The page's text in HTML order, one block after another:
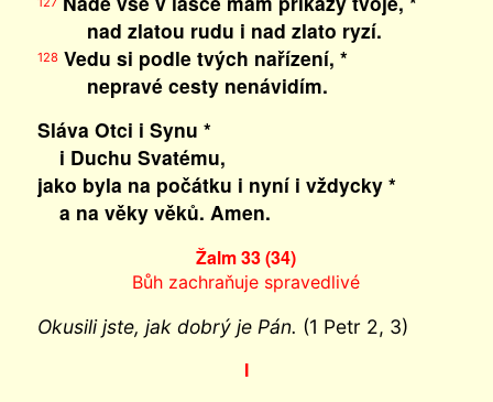
nad zlatou rudu i nad zlato ryzí.
128 Vedu si podle tvých nařízení, *
nepravé cesty nenávidím.
Sláva Otci i Synu *
i Duchu Svatému,
jako byla na počátku i nyní i vždycky *
a na věky věků. Amen.
Žalm 33 (34)
Bůh zachraňuje spravedlivé
Okusili jste, jak dobrý je Pán. (1 Petr 2, 3)
I